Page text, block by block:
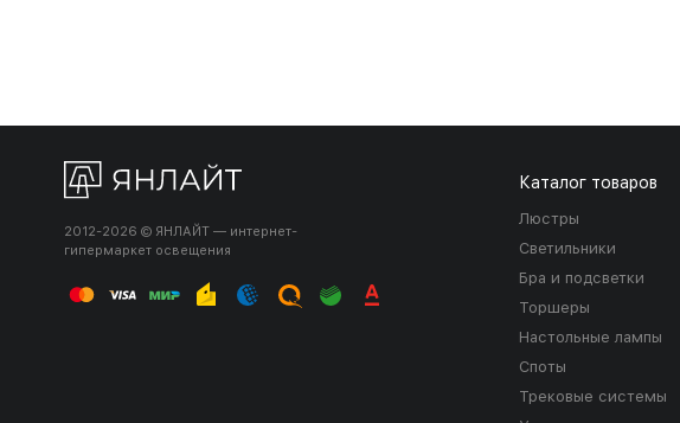
2012-2026 © ЯНЛАЙТ — интернет-
гипермаркет освещения
Каталог товаров
Люстры
Светильники
Бра и подсветки
Торшеры
Настольные лампы
Споты
Трековые системы